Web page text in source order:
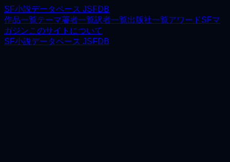
SF小説データベース JSFDB
作品一覧テーマ著者一覧訳者一覧出版社一覧アワードSFマ
ガジンこのサイトについて
SF小説データベース JSFDB